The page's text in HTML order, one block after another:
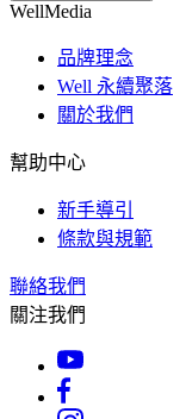
WellMedia
品牌理念
Well 永續聚落
關於我們
幫助中心
新手導引
條款與規範
聯絡我們
關注我們